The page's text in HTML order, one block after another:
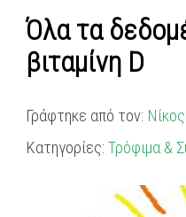
Όλα τα
βιταμίνη D
Γράφτηκε από τον:
Κατηγορίες:Τρόφιμα &